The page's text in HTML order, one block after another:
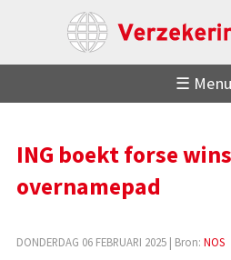
☰ Menu
ING boekt forse
overnamepad
DONDERDAG 06 FEBRUARI 2025| Bron: NOS